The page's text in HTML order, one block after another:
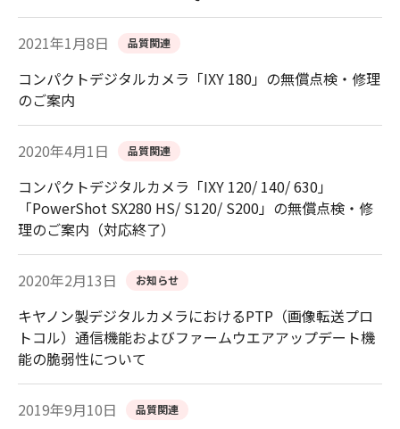
2021年1月8日 品質関連
コンパクトデジタルカメラ「IXY 180」の無償点検・修理
のご案内
2020年4月1日 品質関連
コンパクトデジタルカメラ「IXY 120/ 140/ 630」
「PowerShot SX280 HS/ S120/ S200」の無償点検・修
理のご案内（対応終了）
2020年2月13日 お知らせ
キヤノン製デジタルカメラにおけるPTP（画像転送プロ
トコル）通信機能およびファームウエアアップデート機
能の脆弱性について
2019年9月10日 品質関連